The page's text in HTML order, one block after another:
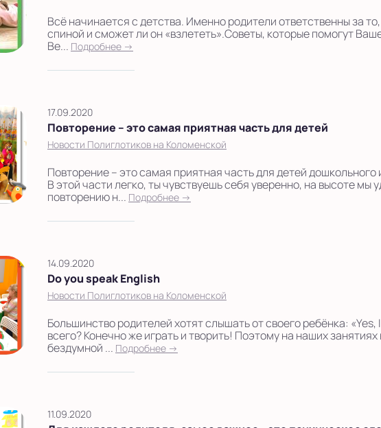
Всё начинается с детства. Именно родители ответственны за
спиной и сможет ли он «взлететь».Советы, которые помогут
Ве... Подробнее →
17.09.2020
Повторение – это самая приятная часть для детей
Новости Полиглотиков на Коломенской
Повторение – это самая приятная часть для детей
В этой части легко, ты чувствуешь себя уверенно, на высоте
повторению н... Подробнее →
14.09.2020
Do you speak English
Новости Полиглотиков на Коломенской
Большинство родителей хотят слышать от своего ребёнка:
всего? Конечно же играть и творить! Поэтому на наших занятиях
бездумной ... Подробнее →
11.09.2020